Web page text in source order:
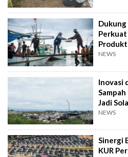
Dukung
NEWS
Inovasi
Jadi
NEWS
Sinergi
KUR